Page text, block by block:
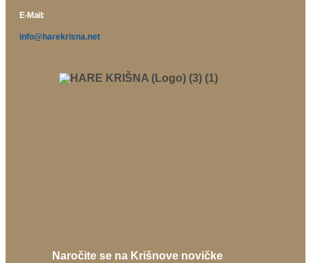
E-Mail:
info@harekrisna.net
Naročite se na Krišnove novičke